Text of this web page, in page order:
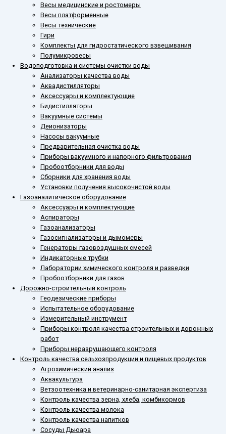
Весы медицинские и ростомеры
Весы платформенные
Весы технические
Гири
Комплекты для гидростатического взвешивания
Полумикровесы
Водоподготовка и системы очистки воды
Анализаторы качества воды
Аквадистилляторы
Аксессуары и комплектующие
Бидистилляторы
Вакуумные системы
Деионизаторы
Насосы вакуумные
Предварительная очистка воды
Приборы вакуумного и напорного фильтрования
Пробоотборники для воды
Сборники для хранения воды
Установки получения высокочистой воды
Газоаналитическое оборудование
Аксессуары и комплектующие
Аспираторы
Газоанализаторы
Газосигнализаторы и дымомеры
Генераторы газовоздушных смесей
Индикаторные трубки
Лаборатории химического контроля и разведки
Пробоотборники для газов
Дорожно-строительный контроль
Геодезические приборы
Испытательное оборудование
Измерительный инструмент
Приборы контроля качества строительных и дорожных
работ
Приборы неразрушающего контроля
Контроль качества сельхозпродукции и пищевых продуктов
Агрохимический анализ
Аквакультура
Ветзоотехника и ветеринарно-санитарная экспертиза
Контроль качества зерна, хлеба, комбикормов
Контроль качества молока
Контроль качества напитков
Сосуды Дьюара